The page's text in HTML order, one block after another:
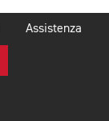
Assistenza